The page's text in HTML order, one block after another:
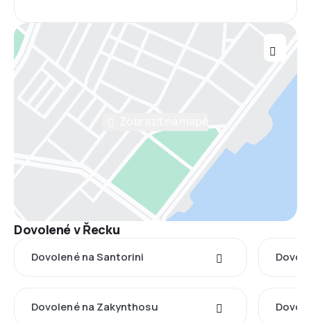
Dovolené v Řecku
Dovolené na Santorini
Dovolené na Zakynthosu